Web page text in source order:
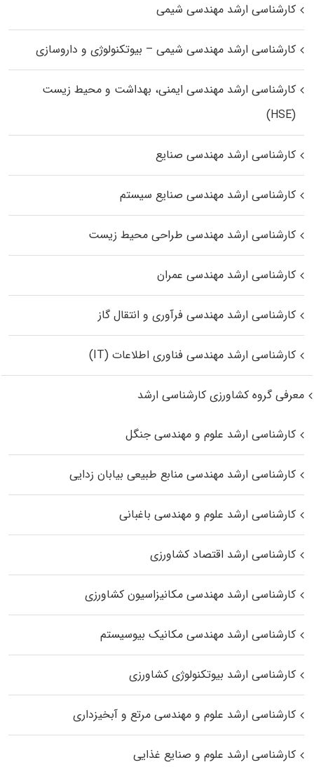
کارشناسی ارشد مهندسی شیمی
کارشناسی ارشد مهندسی شیمی – بیوتکنولوژی و داروسازی
کارشناسی ارشد مهندسی ایمنی، بهداشت و محیط زیست
(HSE)
کارشناسی ارشد مهندسی صنایع
کارشناسی ارشد مهندسی صنایع سیستم
کارشناسی ارشد مهندسی طراحی محیط زیست
کارشناسی ارشد مهندسی عمران
کارشناسی ارشد مهندسی فرآوری و انتقال گاز
کارشناسی ارشد مهندسی فناوری اطلاعات (IT)
معرفی گروه کشاورزی کارشناسی ارشد
کارشناسی ارشد علوم و مهندسی جنگل
کارشناسی ارشد مهندسی منابع طبیعی بیابان زدایی
کارشناسی ارشد علوم و مهندسی باغبانی
کارشناسی ارشد اقتصاد کشاورزی
کارشناسی ارشد مهندسی مکانیزاسیون کشاورزی
کارشناسی ارشد مهندسی مکانیک بیوسیستم
کارشناسی ارشد بیوتکنولوژی کشاورزی
کارشناسی ارشد علوم و مهندسی مرتع و آبخیزداری
کارشناسی ارشد علوم و صنایع غذایی